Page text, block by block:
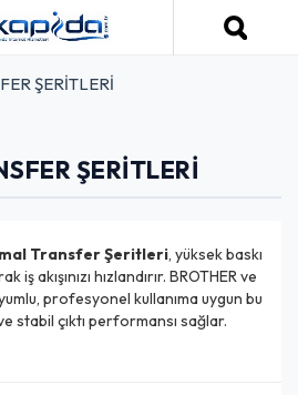
ŞERİTLERİ
ŞERİTLERİ
Transfer Şeritleri, yüksek baskı
akışınızı hızlandırır. BROTHER ve
profesyonel kullanıma uygun bu
stabil çıktı performansı sağlar.